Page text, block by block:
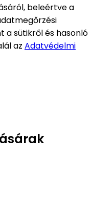
beleértve a
a sütikről és hasonló
az Adatvédelmi